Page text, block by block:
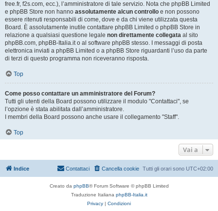
free.fr, f2s.com, ecc.), l’amministratore di tale servizio. Nota che phpBB Limited
e phpBB Store non hanno assolutamente alcun controllo e non possono
essere ritenuti responsabili di come, dove e da chi viene utilizzata questa
Board. È assolutamente inutile contattare phpBB Limited o phpBB Store in
relazione a qualsiasi questione legale non direttamente collegata al sito
phpBB.com, phpBB-Italia.it o al software phpBB stesso. I messaggi di posta
elettronica inviati a phpBB Limited o a phpBB Store riguardanti l’uso da parte
di terzi di questo programma non riceveranno risposta.
Top
Come posso contattare un amministratore del Forum?
Tutti gli utenti della Board possono utilizzare il modulo "Contattaci", se
l’opzione è stata abilitata dall’amministratore.
I membri della Board possono anche usare il collegamento "Staff".
Top
Vai a
Indice Tutti gli orari sono UTC+02:00
Cancella cookie
Contattaci
Creato da phpBB® Forum Software © phpBB Limited
Traduzione Italiana phpBB-Italia.it
Privacy | Condizioni